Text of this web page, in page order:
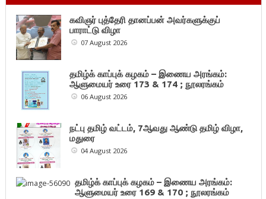
கவிஞர் புத்தேரி தானப்பன் அவர்களுக்குப்
பாராட்டு விழா
07 August 2026
தமிழ்க் காப்புக் கழகம் – இணைய அரங்கம்:
ஆளுமையர் உரை 173 & 174 ; நூலரங்கம்
06 August 2026
நட்பு தமிழ் வட்டம், 7ஆவது ஆண்டு தமிழ் விழா,
மதுரை
04 August 2026
தமிழ்க் காப்புக் கழகம் – இணைய அரங்கம்:
ஆளுமையர் உரை 169 & 170 ; நூலரங்கம்